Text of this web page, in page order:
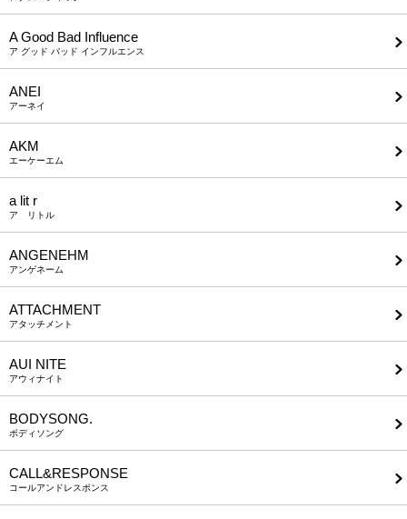
A Good Bad Influence
ア グッド バッド インフルエンス
ANEI
アーネイ
AKM
エーケーエム
a lit r
ア リトル
ANGENEHM
アンゲネーム
ATTACHMENT
アタッチメント
AUI NITE
アウィナイト
BODYSONG.
ボディソング
CALL&RESPONSE
コールアンドレスポンス